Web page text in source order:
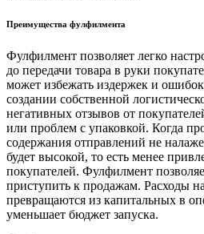
Преимущества фулфилмента
Фулфилмент позволяет легко
до передачи товара в руки
может избежать издержек и
создании собственной
негативных отзывов от
или проблем с упаковкой. Когда
содержания отправлений не
будет высокой, то есть менее
покупателей. Фулфилмент
приступить к продажам. Расходы
превращаются из капитальных в
уменьшает бюджет запуска.